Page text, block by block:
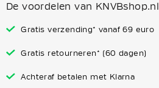
De voordelen van KNVBshop.nl
Gratis verzending* vanaf 69 euro
Gratis retourneren* (60 dagen)
Achteraf betalen met Klarna